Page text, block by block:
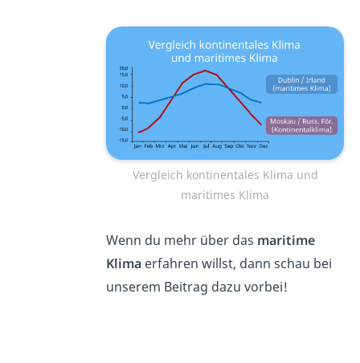
Vergleich kontinentales Klima und
maritimes Klima
Wenn du mehr über das maritime
Klima erfahren willst, dann schau bei
unserem Beitrag dazu vorbei!